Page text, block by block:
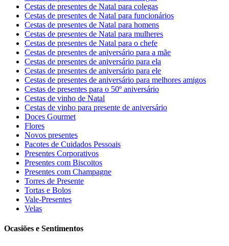
Cestas de presentes de Natal para colegas
Cestas de presentes de Natal para funcionários
Cestas de presentes de Natal para homens
Cestas de presentes de Natal para mulheres
Cestas de presentes de Natal para o chefe
Cestas de presentes de aniversário para a mãe
Cestas de presentes de aniversário para ela
Cestas de presentes de aniversário para ele
Cestas de presentes de aniversário para melhores amigos
Cestas de presentes para o 50º aniversário
Cestas de vinho de Natal
Cestas de vinho para presente de aniversário
Doces Gourmet
Flores
Novos presentes
Pacotes de Cuidados Pessoais
Presentes Corporativos
Presentes com Biscoitos
Presentes com Champagne
Torres de Presente
Tortas e Bolos
Vale-Presentes
Velas
Ocasiões e Sentimentos